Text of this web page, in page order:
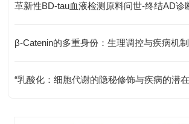
β-Catenin的多重身份：生理调控与疾病机
“乳酸化：细胞代谢的隐秘修饰与疾病的潜